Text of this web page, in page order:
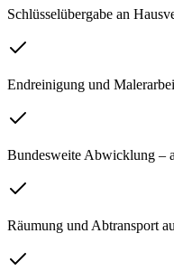
Schlüsselübergabe an
Endreinigung und
Bundesweite Abwicklung –
Räumung und Abtransport